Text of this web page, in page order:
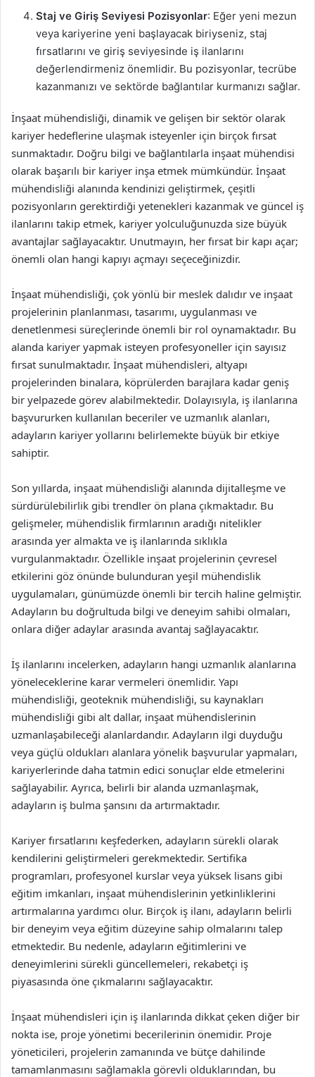
Staj ve Giriş Seviyesi Pozisyonlar: Eğer yeni mezun
veya kariyerine yeni başlayacak biriyseniz, staj
fırsatlarını ve giriş seviyesinde iş ilanlarını
değerlendirmeniz önemlidir. Bu pozisyonlar, tecrübe
kazanmanızı ve sektörde bağlantılar kurmanızı sağlar.
İnşaat mühendisliği, dinamik ve gelişen bir sektör olarak
kariyer hedeflerine ulaşmak isteyenler için birçok fırsat
sunmaktadır. Doğru bilgi ve bağlantılarla inşaat mühendisi
olarak başarılı bir kariyer inşa etmek mümkündür. İnşaat
mühendisliği alanında kendinizi geliştirmek, çeşitli
pozisyonların gerektirdiği yetenekleri kazanmak ve güncel iş
ilanlarını takip etmek, kariyer yolculuğunuzda size büyük
avantajlar sağlayacaktır. Unutmayın, her fırsat bir kapı açar;
önemli olan hangi kapıyı açmayı seçeceğinizdir.
İnşaat mühendisliği, çok yönlü bir meslek dalıdır ve inşaat
projelerinin planlanması, tasarımı, uygulanması ve
denetlenmesi süreçlerinde önemli bir rol oynamaktadır. Bu
alanda kariyer yapmak isteyen profesyoneller için sayısız
fırsat sunulmaktadır. İnşaat mühendisleri, altyapı
projelerinden binalara, köprülerden barajlara kadar geniş
bir yelpazede görev alabilmektedir. Dolayısıyla, iş ilanlarına
başvururken kullanılan beceriler ve uzmanlık alanları,
adayların kariyer yollarını belirlemekte büyük bir etkiye
sahiptir.
Son yıllarda, inşaat mühendisliği alanında dijitalleşme ve
sürdürülebilirlik gibi trendler ön plana çıkmaktadır. Bu
gelişmeler, mühendislik firmlarının aradığı nitelikler
arasında yer almakta ve iş ilanlarında sıklıkla
vurgulanmaktadır. Özellikle inşaat projelerinin çevresel
etkilerini göz önünde bulunduran yeşil mühendislik
uygulamaları, günümüzde önemli bir tercih haline gelmiştir.
Adayların bu doğrultuda bilgi ve deneyim sahibi olmaları,
onlara diğer adaylar arasında avantaj sağlayacaktır.
İş ilanlarını incelerken, adayların hangi uzmanlık alanlarına
yöneleceklerine karar vermeleri önemlidir. Yapı
mühendisliği, geoteknik mühendisliği, su kaynakları
mühendisliği gibi alt dallar, inşaat mühendislerinin
uzmanlaşabileceği alanlardandır. Adayların ilgi duyduğu
veya güçlü oldukları alanlara yönelik başvurular yapmaları,
kariyerlerinde daha tatmin edici sonuçlar elde etmelerini
sağlayabilir. Ayrıca, belirli bir alanda uzmanlaşmak,
adayların iş bulma şansını da artırmaktadır.
Kariyer fırsatlarını keşfederken, adayların sürekli olarak
kendilerini geliştirmeleri gerekmektedir. Sertifika
programları, profesyonel kurslar veya yüksek lisans gibi
eğitim imkanları, inşaat mühendislerinin yetkinliklerini
artırmalarına yardımcı olur. Birçok iş ilanı, adayların belirli
bir deneyim veya eğitim düzeyine sahip olmalarını talep
etmektedir. Bu nedenle, adayların eğitimlerini ve
deneyimlerini sürekli güncellemeleri, rekabetçi iş
piyasasında öne çıkmalarını sağlayacaktır.
İnşaat mühendisleri için iş ilanlarında dikkat çeken diğer bir
nokta ise, proje yönetimi becerilerinin önemidir. Proje
yöneticileri, projelerin zamanında ve bütçe dahilinde
tamamlanmasını sağlamakla görevli olduklarından, bu